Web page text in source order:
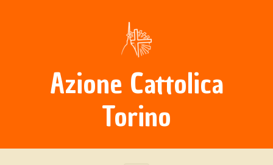
Azione Cattolica
Torino